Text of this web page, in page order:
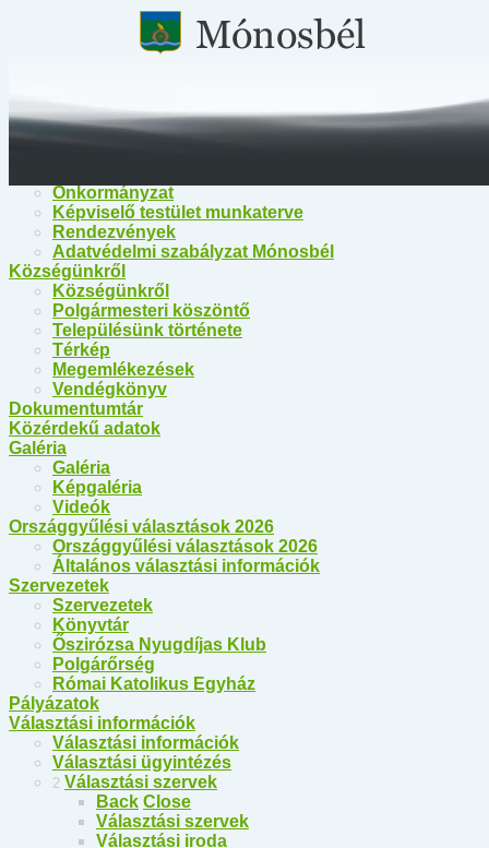
Közérdekű információk
Polgármesteri Hivatal Mónosbél
Közös Hivatal Bélapátfalva
Önkormányzat
Képviselő testület munkaterve
Rendezvények
Adatvédelmi szabályzat Mónosbél
Községünkről
Községünkről
Polgármesteri köszöntő
Településünk története
Térkép
Megemlékezések
Vendégkönyv
Dokumentumtár
Közérdekű adatok
Galéria
Galéria
Képgaléria
Videók
Országgyűlési választások 2026
Országgyűlési választások 2026
Általános választási információk
Szervezetek
Szervezetek
Könyvtár
Őszirózsa Nyugdíjas Klub
Polgárőrség
Római Katolikus Egyház
Pályázatok
Választási információk
Választási információk
Választási ügyintézés
2 Választási szervek
Back Close
Választási szervek
Választási iroda